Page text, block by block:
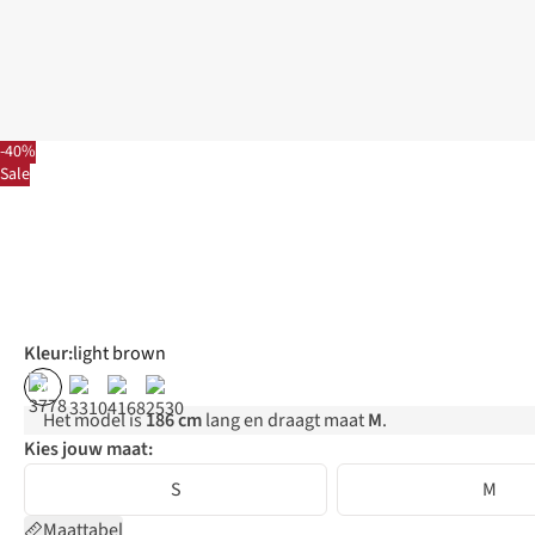
-40%
Sale
Kleur:light brown
%
Het model is186 cmlang en draagt maatM.
Kies jouw maat:
S
M